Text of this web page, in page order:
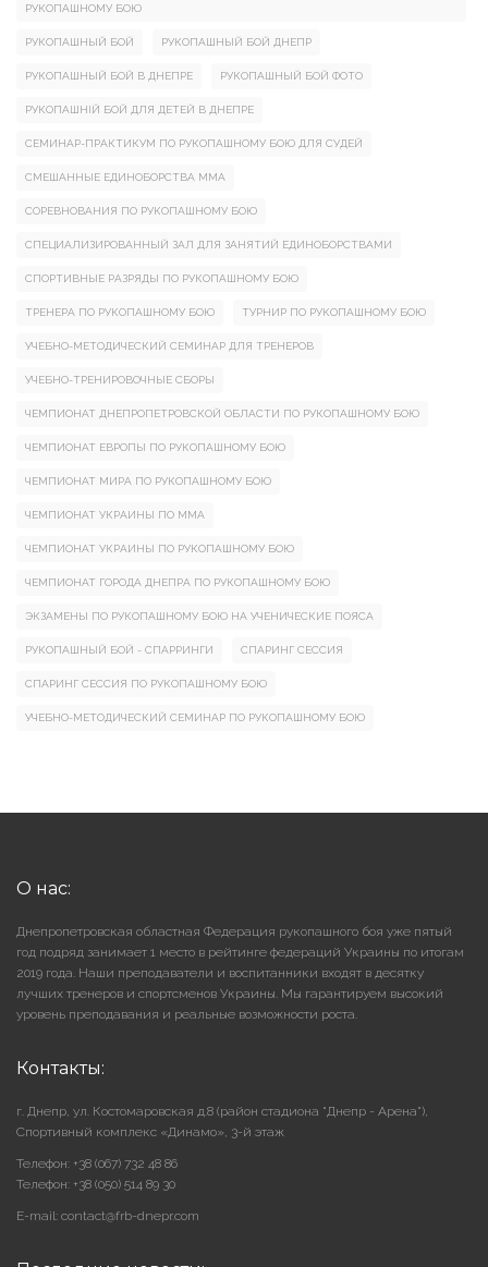
РУКОПАШНОМУ БОЮ
РУКОПАШНЫЙ БОЙ РУКОПАШНЫЙ БОЙ ДНЕПР
РУКОПАШНЫЙ БОЙ В ДНЕПРЕ РУКОПАШНЫЙ БОЙ ФОТО
РУКОПАШНІЙ БОЙ ДЛЯ ДЕТЕЙ В ДНЕПРЕ
СЕМИНАР-ПРАКТИКУМ ПО РУКОПАШНОМУ БОЮ ДЛЯ СУДЕЙ
СМЕШАННЫЕ ЕДИНОБОРСТВА ММА
СОРЕВНОВАНИЯ ПО РУКОПАШНОМУ БОЮ
СПЕЦИАЛИЗИРОВАННЫЙ ЗАЛ ДЛЯ ЗАНЯТИЙ ЕДИНОБОРСТВАМИ
СПОРТИВНЫЕ РАЗРЯДЫ ПО РУКОПАШНОМУ БОЮ
ТРЕНЕРА ПО РУКОПАШНОМУ БОЮ ТУРНИР ПО РУКОПАШНОМУ БОЮ
УЧЕБНО-МЕТОДИЧЕСКИЙ СЕМИНАР ДЛЯ ТРЕНЕРОВ
УЧЕБНО-ТРЕНИРОВОЧНЫЕ СБОРЫ
ЧЕМПИОНАТ ДНЕПРОПЕТРОВСКОЙ ОБЛАСТИ ПО РУКОПАШНОМУ БОЮ
ЧЕМПИОНАТ ЕВРОПЫ ПО РУКОПАШНОМУ БОЮ
ЧЕМПИОНАТ МИРА ПО РУКОПАШНОМУ БОЮ
ЧЕМПИОНАТ УКРАИНЫ ПО ММА
ЧЕМПИОНАТ УКРАИНЫ ПО РУКОПАШНОМУ БОЮ
ЧЕМПИОНАТ ГОРОДА ДНЕПРА ПО РУКОПАШНОМУ БОЮ
ЭКЗАМЕНЫ ПО РУКОПАШНОМУ БОЮ НА УЧЕНИЧЕСКИЕ ПОЯСА
РУКОПАШНЫЙ БОЙ - СПАРРИНГИ СПАРИНГ СЕССИЯ
СПАРИНГ СЕССИЯ ПО РУКОПАШНОМУ БОЮ
УЧЕБНО-МЕТОДИЧЕСКИЙ СЕМИНАР ПО РУКОПАШНОМУ БОЮ
О нас:
Днепропетровская областная Федерация рукопашного боя уже пятый
год подряд занимает 1 место в рейтинге федераций Украины по итогам
2019 года. Наши преподаватели и воспитанники входят в десятку
лучших тренеров и спортсменов Украины. Мы гарантируем высокий
уровень преподавания и реальные возможности роста.
Контакты:
г. Днепр, ул. Костомаровская д.8 (район стадиона "Днепр - Арена"),
Cпортивный комплекс «Динамо», 3-й этаж
Телефон: +38 (067) 732 48 86
Телефон: +38 (050) 514 89 30
E-mail: contact@frb-dnepr.com